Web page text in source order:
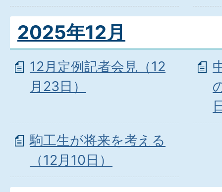
2025年12月
12月定例記者会見（12
月23日）
駒工生が将来を考える
（12月10日）